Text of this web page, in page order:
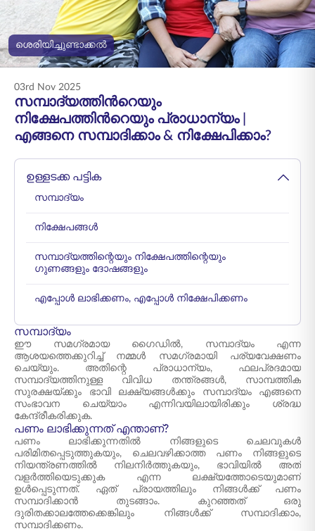
ENGLISH
ഓൺലൈനായി
വാങ്ങുക
പ്രീമിയം അടയ്ക്കുക
ശെരിയിച്ചുണ്ടാക്കൽ
03rd Nov 2025
സമ്പാദ്യത്തിന്‍റെയും
നിക്ഷേപത്തിന്‍റെയും പ്രാധാന്യം |
എങ്ങനെ സമ്പാദിക്കാം & നിക്ഷേപിക്കാം?
ഉള്ളടക്ക പട്ടിക
സമ്പാദ്യം
നിക്ഷേപങ്ങൾ
സമ്പാദ്യത്തിന്റെയും നിക്ഷേപത്തിന്റെയും
ഗുണങ്ങളും ദോഷങ്ങളും
എപ്പോൾ ലാഭിക്കണം, എപ്പോൾ നിക്ഷേപിക്കണം
സമ്പാദ്യം
ഈ സമഗ്രമായ ഗൈഡിൽ, സമ്പാദ്യം എന്ന
ആശയത്തെക്കുറിച്ച് നമ്മൾ സമഗ്രമായി പര്യവേക്ഷണം
ചെയ്യും. അതിന്റെ പ്രാധാന്യം, ഫലപ്രദമായ
സമ്പാദ്യത്തിനുള്ള വിവിധ തന്ത്രങ്ങൾ, സാമ്പത്തിക
സുരക്ഷയ്ക്കും ഭാവി ലക്ഷ്യങ്ങൾക്കും സമ്പാദ്യം എങ്ങനെ
സംഭാവന ചെയ്യാം എന്നിവയിലായിരിക്കും ശ്രദ്ധ
കേന്ദ്രീകരിക്കുക.
പണം ലാഭിക്കുന്നത് എന്താണ്?
പണം ലാഭിക്കുന്നതിൽ നിങ്ങളുടെ ചെലവുകൾ
പരിമിതപ്പെടുത്തുകയും, ചെലവഴിക്കാത്ത പണം നിങ്ങളുടെ
നിയന്ത്രണത്തിൽ നിലനിർത്തുകയും, ഭാവിയിൽ അത്
വളർത്തിയെടുക്കുക എന്ന ലക്ഷ്യത്തോടെയുമാണ്
ഉൾപ്പെടുന്നത്. ഏത് പ്രായത്തിലും നിങ്ങൾക്ക് പണം
സമ്പാദിക്കാൻ തുടങ്ങാം. കുറഞ്ഞത് ഒരു
ദുരിതക്കാലത്തേക്കെങ്കിലും നിങ്ങൾക്ക് സമ്പാദിക്കാം,
സമ്പാദിക്കണം.